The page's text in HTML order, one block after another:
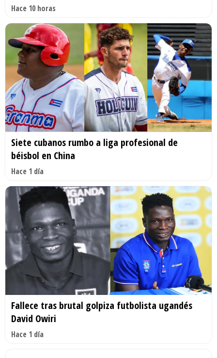
Hace 10 horas
Siete cubanos rumbo a liga profesional de
béisbol en China
Hace 1 día
Fallece tras brutal golpiza futbolista ugandés
David Owiri
Hace 1 día